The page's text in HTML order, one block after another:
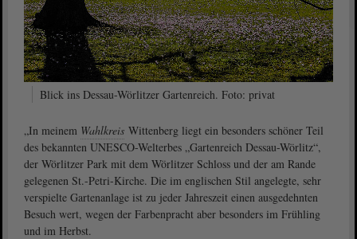
Blick ins Dessau-Wörlitzer Gartenreich. Foto: privat
„In meinem Wahlkreis Wittenberg liegt ein besonders schöner Teil
des bekannten UNESCO-Welterbes „Gartenreich Dessau-Wörlitz“,
der Wörlitzer Park mit dem Wörlitzer Schloss und der am Rande
gelegenen St.-Petri-Kirche. Die im englischen Stil angelegte, sehr
verspielte Gartenanlage ist zu jeder Jahreszeit einen ausgedehnten
Besuch wert, wegen der Farbenpracht aber besonders im Frühling
und im Herbst.